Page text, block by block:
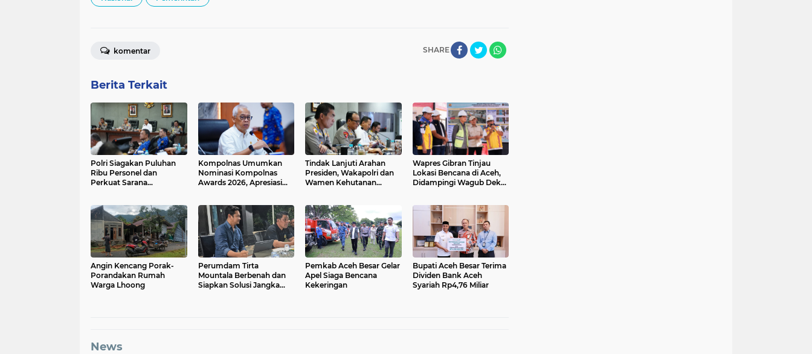
SHARE
komentar
Berita Terkait
Polri Siagakan Puluhan
Ribu Personel dan
Perkuat Sarana
Kompolnas Umumkan
Nominasi Kompolnas
Awards 2026, Apresiasi
Tindak Lanjuti Arahan
Presiden, Wakapolri dan
Wamen Kehutanan
dan Karhutla
Wapres Gibran Tinjau
Lokasi Bencana di Aceh,
Didampingi Wagub Dek
Angin Kencang Porak-
Porandakan Rumah
Warga Lhoong
Perumdam Tirta
Mountala Berbenah dan
Siapkan Solusi Jangka
Pemkab Aceh Besar Gelar
Apel Siaga Bencana
Kekeringan
Bupati Aceh Besar Terima
Dividen Bank Aceh
Syariah Rp4,76 Miliar
News